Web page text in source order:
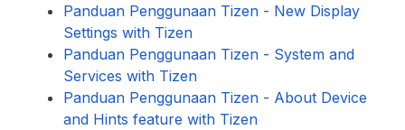
Panduan Penggunaan Tizen - New Display
Settings with Tizen
Panduan Penggunaan Tizen - System and
Services with Tizen
Panduan Penggunaan Tizen - About Device
and Hints feature with Tizen